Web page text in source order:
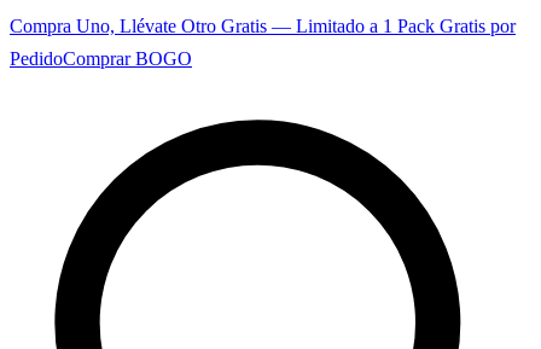
Compra Uno, Llévate Otro Gratis — Limitado a 1 Pack Gratis por
PedidoComprar BOGO